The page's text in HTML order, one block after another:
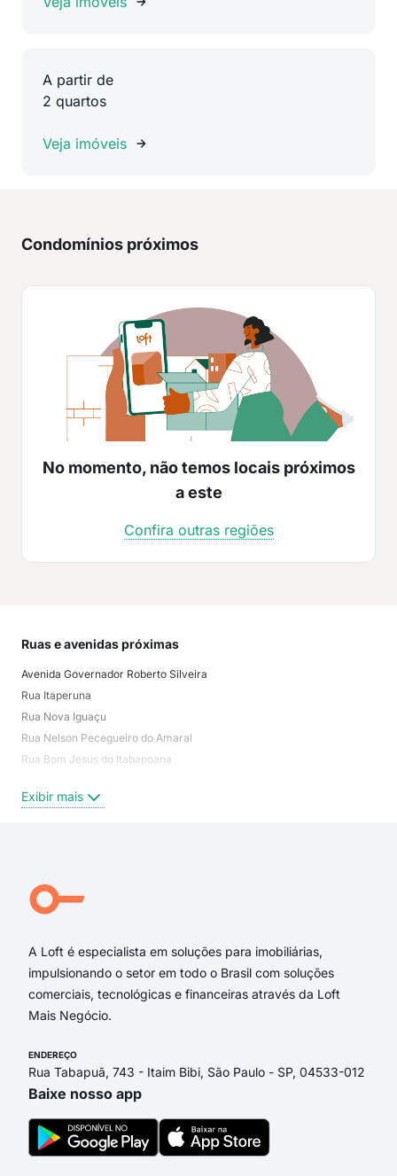
A partir de
2 quartos
Veja imóveis
Condomínios próximos
No momento, não temos locais próximos
a este
Confira outras regiões
Ruas e avenidas próximas
Avenida Governador Roberto Silveira
Rua Itaperuna
Rua Nova Iguaçu
Rua Nelson Pecegueiro do Amaral
Rua Bom Jesus do Itabapoana
Rua Duque de Caxias
Rua Antônio Rolim
Rua Itaocara
Exibir mais
A Loft é especialista em soluções para imobiliárias,
impulsionando o setor em todo o Brasil com soluções
comerciais, tecnológicas e financeiras através da Loft
Mais Negócio.
ENDEREÇO
Rua Tabapuã, 743 - Itaim Bibi, São Paulo - SP, 04533-012
Baixe nosso app